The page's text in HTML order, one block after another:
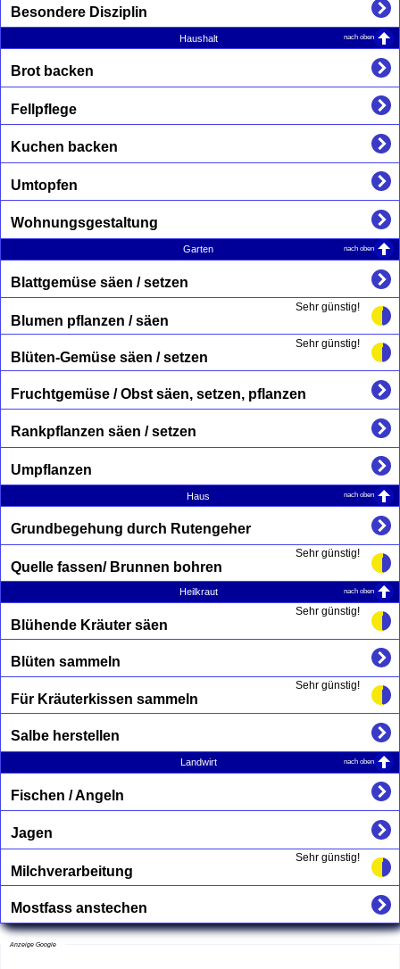
Besondere Disziplin
Haushalt nach oben
Brot backen
Fellpflege
Kuchen backen
Umtopfen
Wohnungsgestaltung
Garten nach oben
Blattgemüse säen / setzen
Sehr günstig!
Blumen pflanzen / säen
Sehr günstig!
Blüten-Gemüse säen / setzen
Fruchtgemüse / Obst säen, setzen, pflanzen
Rankpflanzen säen / setzen
Umpflanzen
Haus nach oben
Grundbegehung durch Rutengeher
Sehr günstig!
Quelle fassen/ Brunnen bohren
Heilkraut nach oben
Sehr günstig!
Blühende Kräuter säen
Blüten sammeln
Sehr günstig!
Für Kräuterkissen sammeln
Salbe herstellen
Landwirt nach oben
Fischen / Angeln
Jagen
Sehr günstig!
Milchverarbeitung
Mostfass anstechen
Anzeige Google